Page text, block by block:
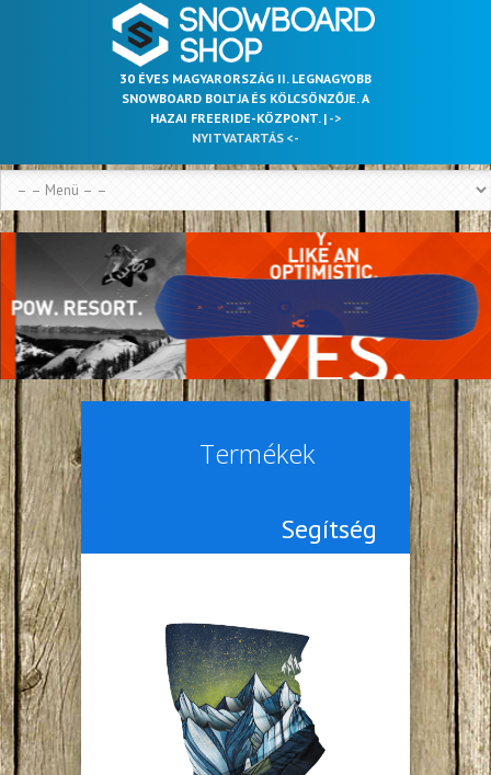
30 ÉVES MAGYARORSZÁG II. LEGNAGYOBB
SNOWBOARD BOLTJA ÉS KÖLCSÖNZŐJE. A
HAZAI FREERIDE-KÖZPONT. | ->
NYITVATARTÁS <-
Termékek
Segítség